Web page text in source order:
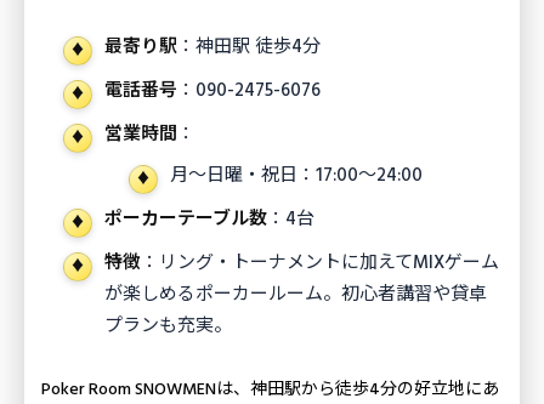
最寄り駅 ：神田駅 徒歩4分
電話番号 ：090-2475-6076
営業時間 ：
月〜日曜・祝日：17:00〜24:00
ポーカーテーブル数 ：4台
特徴 ：リング・トーナメントに加えてMIXゲーム
が楽しめるポーカールーム。初心者講習や貸卓
プランも充実。
Poker Room SNOWMENは、神田駅から徒歩4分の好立地にあ